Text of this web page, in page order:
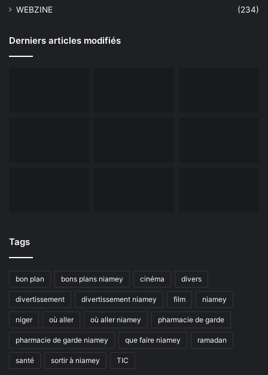
WEBZINE
(234)
Derniers articles modifiés
Tags
bon plan bons plans niamey cinéma divers
divertissement divertissement niamey film niamey
niger où aller où aller niamey pharmacie de garde
pharmacie de garde niamey que faire niamey ramadan
santé sortir à niamey TIC